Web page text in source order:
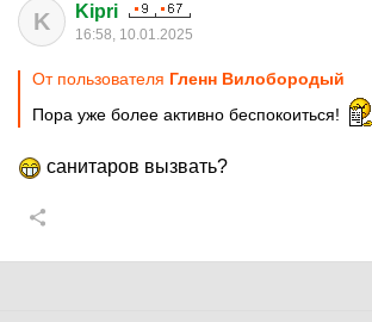
K Kipri
16:58, 10.01.2025
От пользователя Гленн Вилобородый
Пора уже более активно беспокоиться!
санитаров вызвать?